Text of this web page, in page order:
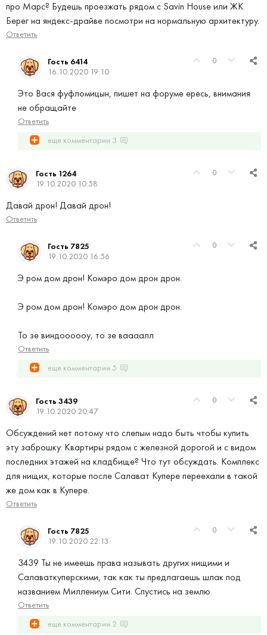
про Марс? Будешь проезжать рядом с Savin House или ЖК
Берег на яндекс-драйве посмотри на нормальную архитектуру.
Ответить
0
Гость 6414
16.10.2020 19:10
Это Вася фуфломицын, пишет на форуме ересь, внимания
не обращайте
Ответить
еще комментарии 3
0
Гость 1264
19.10.2020 10:58
Давай дрон! Давай дрон!
Ответить
0
Гость 7825
19.10.2020 16:56
Э ром дом дрон! Комэро дом дрон дрон.
Э ром дом дрон! Комэро дом дрон дрон.
То зе виндоооооу, то зе ваааалл
Ответить
еще комментарии 5
0
Гость 3439
19.10.2020 20:47
Обсуждений нет потому что слепым надо быть чтобы купить
эту заброшку. Квартиры рядом с железной дорогой и с видом
последних этажей на кладбище? Что тут обсуждать. Комплекс
для нищих, которые после Салават Купере переехали в такой
же дом как в Купере.
Ответить
0
Гость 7825
19.10.2020 22:13
3439 Ты не имеешь права называть других нищими и
Салаваткуперскими, так как ты предлагаешь шлак под
названием Миллениум Сити. Спустись на землю.
Ответить
еще комментарии 2